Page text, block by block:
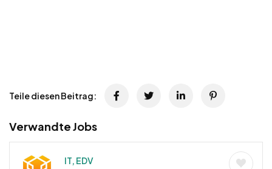
Teile diesen Beitrag:
Verwandte Jobs
IT, EDV